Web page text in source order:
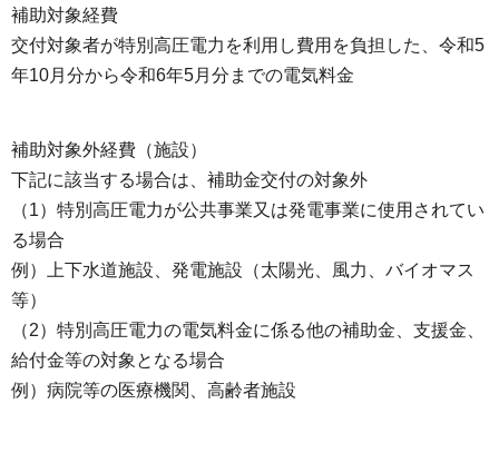
補助対象経費
交付対象者が特別高圧電力を利用し費用を負担した、令和5
年10月分から令和6年5月分までの電気料金
補助対象外経費（施設）
下記に該当する場合は、補助金交付の対象外
（1）特別高圧電力が公共事業又は発電事業に使用されてい
る場合
例）上下水道施設、発電施設（太陽光、風力、バイオマス
等）
（2）特別高圧電力の電気料金に係る他の補助金、支援金、
給付金等の対象となる場合
例）病院等の医療機関、高齢者施設